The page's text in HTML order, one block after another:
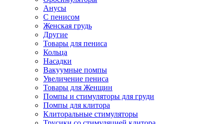
Анусы
С пенисом
Женская грудь
Другие
Товары для пениса
Кольца
Насадки
Вакуумные помпы
Увеличение пениса
Товары для Женщин
Помпы и стимуляторы для груди
Помпы для клитора
Клиторальные стимуляторы